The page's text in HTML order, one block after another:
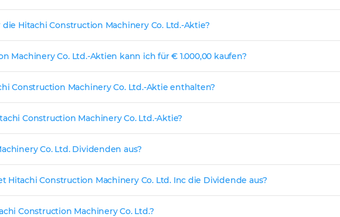
Hitachi Construction Machinery Co. Ltd.-Aktie?
Machinery Co. Ltd.-Aktien kann ich für € 1.000,00 kaufen?
Construction Machinery Co. Ltd.-Aktie enthalten?
Construction Machinery Co. Ltd.-Aktie?
Co. Ltd. Dividenden aus?
Hitachi Construction Machinery Co. Ltd. Inc die Dividende aus?
Construction Machinery Co. Ltd.?